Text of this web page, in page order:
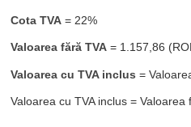
Cota TVA = 22%
Valoarea fără TVA = 1.157,86
Valoarea cu TVA inclus =
Valoarea cu TVA inclus = Valoarea